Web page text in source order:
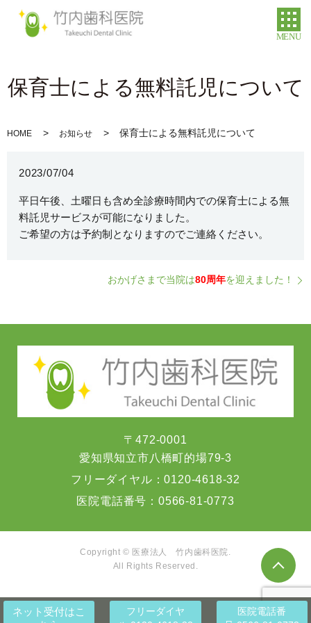
MENU
保育士による無料託児について
HOME お知らせ 保育士による無料託児について
2023/07/04
平日午後、土曜日も含め全診療時間内での保育士による無
料託児サービスが可能になりました。
ご希望の方は予約制となりますのでご連絡ください。
おかげさまで当院は80周年を迎えました！
ネット受付はこ
フリーダイヤ
医院電話番
〒472-0001
愛知県知立市八橋町的場79-3
フリーダイヤル：0120-4618-32
医院電話番号： 0566-81-0773
Copyright © 医療法人 竹内歯科医院.
All Rights Reserved.